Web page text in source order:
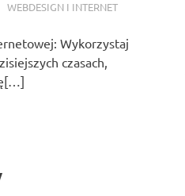
WEBDESIGN I INTERNET
Wykorzystaj
czasach,